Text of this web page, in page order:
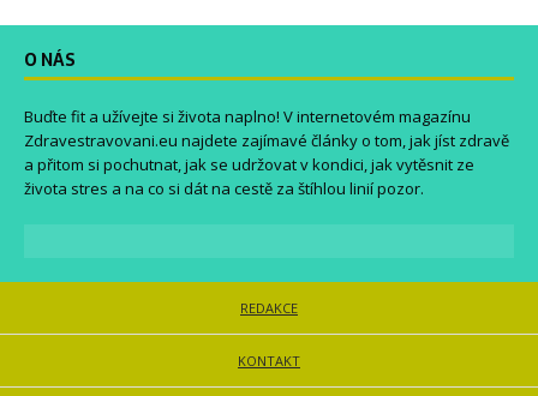
O NÁS
Buďte fit a užívejte si života naplno! V internetovém magazínu
Zdravestravovani.eu najdete zajímavé články o tom, jak jíst zdravě
a přitom si pochutnat, jak se udržovat v kondici, jak vytěsnit ze
života stres a na co si dát na cestě za štíhlou linií pozor.
REDAKCE
KONTAKT